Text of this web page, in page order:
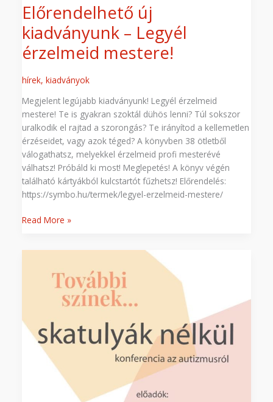
Előrendelhető új
kiadványunk – Legyél
érzelmeid mestere!
hírek,kiadványok
Megjelent legújabb kiadványunk! Legyél érzelmeid
mestere! Te is gyakran szoktál dühös lenni? Túl sokszor
uralkodik el rajtad a szorongás? Te irányítod a kellemetlen
érzéseidet, vagy azok téged? A könyvben 38 ötletből
válogathatsz, melyekkel érzelmeid profi mesterévé
válhatsz! Próbáld ki most! Meglepetés! A könyv végén
található kártyákból kulcstartót fűzhetsz! Előrendelés:
https://symbo.hu/termek/legyel-erzelmeid-mestere/
Read More »
konferencia
autizmusról